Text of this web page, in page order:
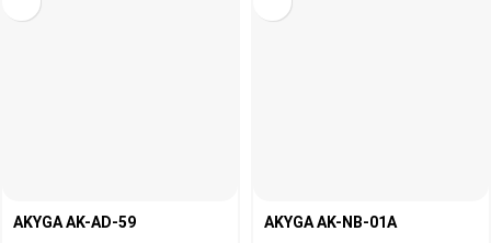
AKYGA AK-AD-59 AKYGA AK-NB-01A